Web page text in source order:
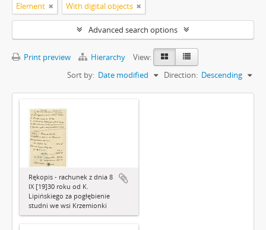
Element With digital objects
Advanced search options
Print preview Hierarchy
View:
Sort by: Date modified Direction: Descending
Rękopis - rachunek z dnia 8
IX [19]30 roku od K.
Lipińskiego za pogłębienie
studni we wsi Krzemionki